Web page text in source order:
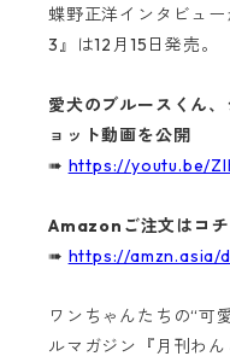
蝶野正洋インタビュ
3』は12月15日発売。
愛犬のブルースくん
ョット動画を公開
➠ https://youtu.be/
Amazonご注文はコチ
➠ https://amzn.asia/
ワンちゃんたちの“可
ルマガジン『月刊わん